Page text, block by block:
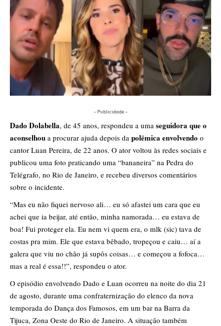
- Publicidade -
Dado Dolabella, de 45 anos, respondeu a uma seguidora que o
aconselhou a procurar ajuda depois da polêmica envolvendo o
cantor Luan Pereira, de 22 anos. O ator voltou às redes sociais e
publicou uma foto praticando uma “bananeira” na Pedra do
Telégrafo, no Rio de Janeiro, e recebeu diversos comentários
sobre o incidente.
“Mas eu não fiquei nervoso ali… eu só afastei um cara que eu
achei que ia beijar, até então, minha namorada… eu estava de
boa! Fui proteger ela. Eu nem vi quem era, o mlk (sic) tava de
costas pra mim. Ele que estava bêbado, tropeçou e caiu… aí a
galera que viu no chão já supôs coisas… e começou a fofoca…
mas a real é essa!!”, respondeu o ator.
O episódio envolvendo Dado e Luan ocorreu na noite do dia 21
de agosto, durante uma confraternização do elenco da nova
temporada do Dança dos Famosos, em um bar na Barra da
Tijuca, Zona Oeste do Rio de Janeiro. A situação também